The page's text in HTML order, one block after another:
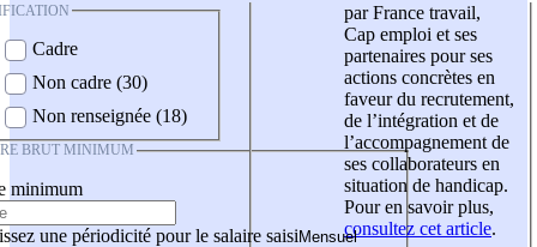
Cadre
Non cadre (30)
Non renseignée (18)
BRUT MINIMUM
minimum
une périodicité pour le salaire saisi
par France travail,
Cap emploi et ses
partenaires pour ses
actions concrètes en
faveur du recrutement,
de l’intégration et de
l’accompagnement de
ses collaborateurs en
situation de handicap.
Pour en savoir plus,
consultez cet article.